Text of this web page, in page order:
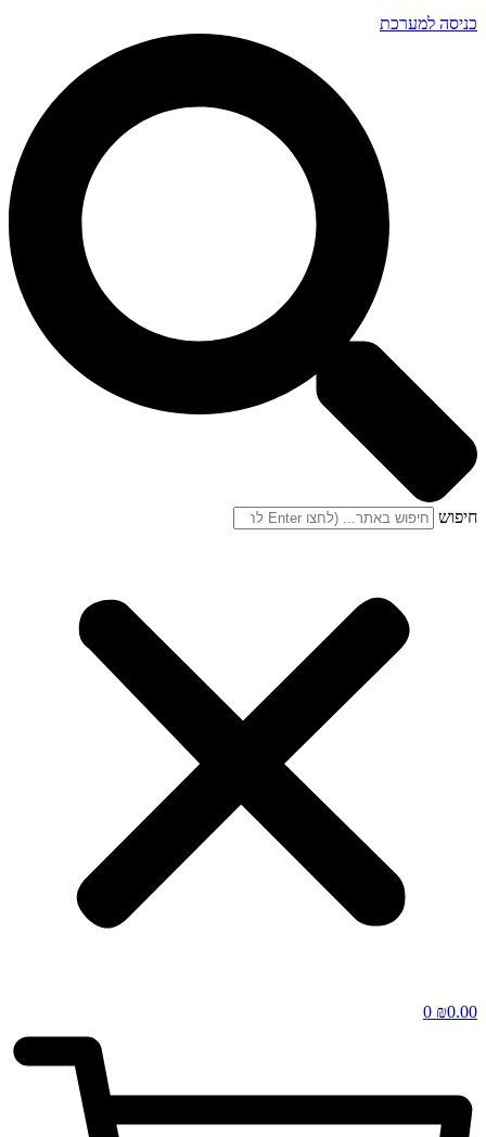
כניסה למערכת
חיפוש
₪0.00
0